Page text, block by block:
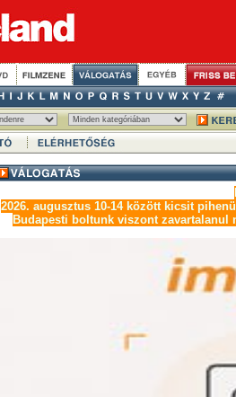
2026. augusztus 10-14 között kicsit
Budapesti boltunk viszont zavartalanul